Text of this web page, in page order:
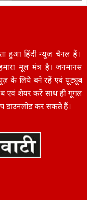
हुआ हिंदी न्यूज़ चैनल हैं।
मूल मंत्र है। जनमानस
के लिये बने रहें एवं यूट्यूब
एवं शेयर करें साथ ही गूगल
डाउनलोड कर सकते हैं।